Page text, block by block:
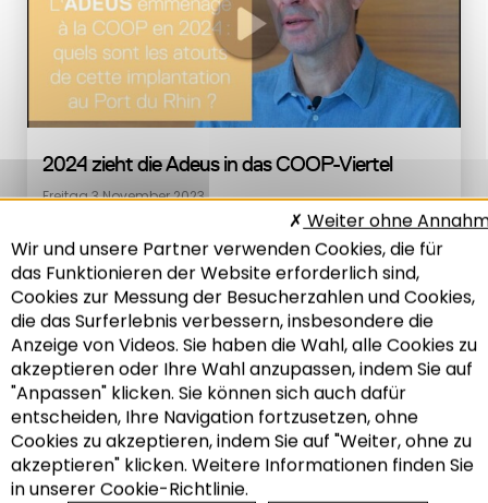
Recherche
2024 zieht die Adeus in das COOP-Viertel
Freitag 3 November 2023
Wir und unsere Partner verwenden Cookies, die für
das Funktionieren der Website erforderlich sind,
Cookies zur Messung der Besucherzahlen und Cookies,
die das Surferlebnis verbessern, insbesondere die
Anzeige von Videos. Sie haben die Wahl, alle Cookies zu
akzeptieren oder Ihre Wahl anzupassen, indem Sie auf
"Anpassen" klicken. Sie können sich auch dafür
entscheiden, Ihre Navigation fortzusetzen, ohne
Cookies zu akzeptieren, indem Sie auf "Weiter, ohne zu
akzeptieren" klicken. Weitere Informationen finden Sie
in unserer Cookie-Richtlinie.
Weiter ohne